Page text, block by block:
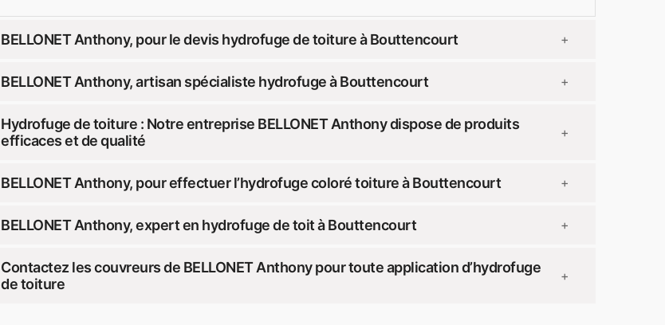
BELLONET Anthony, pour le devis hydrofuge de toiture à Bouttencourt +
BELLONET Anthony, artisan spécialiste hydrofuge à Bouttencourt +
Hydrofuge de toiture : Notre entreprise BELLONET Anthony dispose de produits
efficaces et de qualité
+
BELLONET Anthony, pour effectuer l’hydrofuge coloré toiture à Bouttencourt +
BELLONET Anthony, expert en hydrofuge de toit à Bouttencourt +
Contactez les couvreurs de BELLONET Anthony pour toute application d’hydrofuge
de toiture
+